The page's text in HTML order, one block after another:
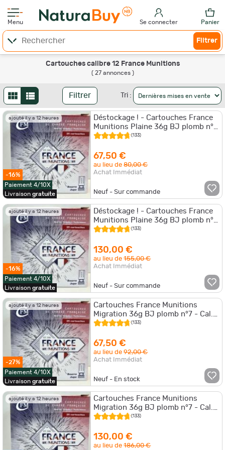
Menu Se connecter Panier
Filtrer
Cartouches calibre 12 France Munitions
( 27 annonces )
Filtrer Tri :
ajouté il y a 12 heures
-16%
Paiement 4/10X
Livraison gratuite
Déstockage ! - Cartouches France
Munitions Plaine 36g BJ plomb n°6
- Cal. 12/70 x5 boites
(133)
67,50 €
au lieu de80,00 €
Achat Immédiat
Neuf - Sur commande
ajouté il y a 12 heures
-16%
Paiement 4/10X
Livraison gratuite
Déstockage ! - Cartouches France
Munitions Plaine 36g BJ plomb n°6
- Cal. 12/70 x10 boites
(133)
130,00 €
au lieu de155,00 €
Achat Immédiat
Neuf - Sur commande
ajouté il y a 12 heures
-27%
Paiement 4/10X
Livraison gratuite
Cartouches France Munitions
Migration 36g BJ plomb n°7 - Cal.
12/70 x5 boites
(133)
67,50 €
au lieu de92,00 €
Achat Immédiat
Neuf - En stock
ajouté il y a 12 heures
Cartouches France Munitions
Migration 36g BJ plomb n°7 - Cal.
12/70 x10 boites
(133)
130,00 €
au lieu de186,00 €